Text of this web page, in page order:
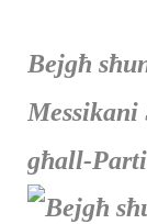
Bejgħ
Messikani
għall-